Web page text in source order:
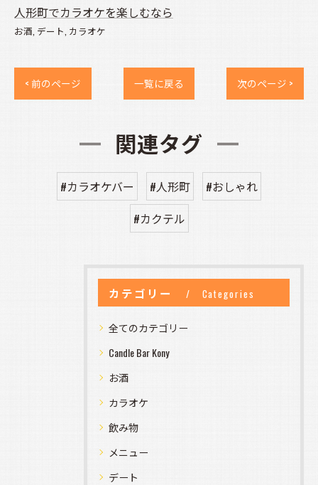
人形町でカラオケを楽しむなら
お酒 デート カラオケ
< 前のページ 一覧に戻る 次のページ >
関連タグ
#カラオケバー #人形町
#おしゃれ
#カクテル
カテゴリー Categories
全てのカテゴリー
Candle Bar Kony
お酒
カラオケ
飲み物
メニュー
デート